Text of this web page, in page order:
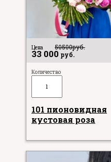
Цена 50500руб.
33 000 руб.
Количество
101 пионовидная
кустовая роза